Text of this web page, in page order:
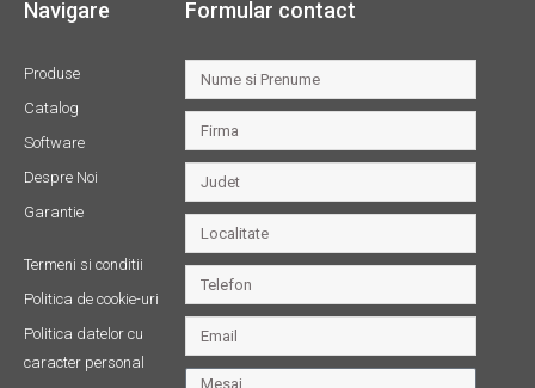
Navigare
Produse
Catalog
Software
Despre Noi
Garantie
Termeni si conditii
Politica de cookie-uri
Politica datelor cu
caracter personal
Formular contact